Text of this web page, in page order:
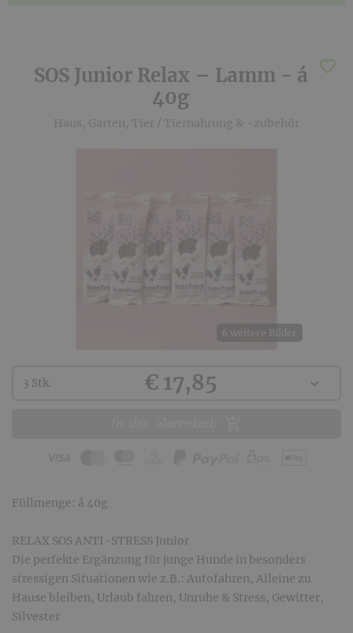
SOS Junior Relax – Lamm - á
40g
Haus, Garten, Tier / Tiernahrung & -zubehör
6 weitere Bilder
Kaufen
Wählen
3 Stk. € 17,85 expand_more
Füllmenge: á 40g
RELAX SOS ANTI-STRESS Junior
Die perfekte Ergänzung für junge Hunde in besonders
stressigen Situationen wie z.B.: Autofahren, Alleine zu
Hause bleiben, Urlaub fahren, Unruhe & Stress, Gewitter,
Silvester